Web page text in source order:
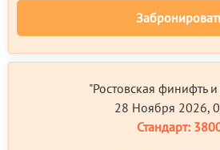
"Ростовская финифть
28 Ноября 2026,
Стандарт: